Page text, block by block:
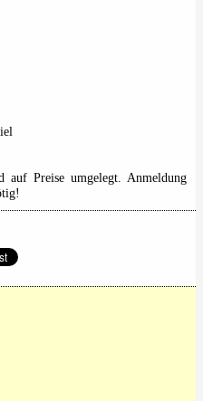
auf Preise umgelegt. Anmeldung